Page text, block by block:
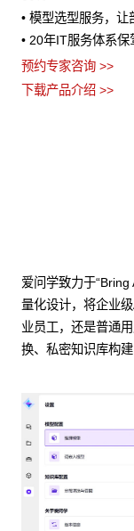
• 模型选型服务，
• 20年IT服务体系
预约专家咨询 >>
下载产品介绍 >>
爱问学致力于
量化设计，将企业
业员工，还是普通
换、私密知识库构